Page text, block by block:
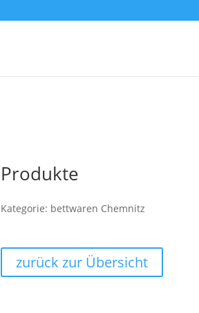
Produkte
Kategorie: bettwaren Chemnitz
zurück zur Übersicht